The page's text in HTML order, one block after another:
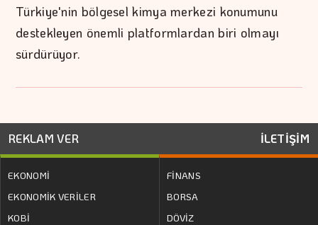
Türkiye'nin bölgesel kimya merkezi konumunu
destekleyen önemli platformlardan biri olmayı
sürdürüyor.
REKLAM VER İLETİŞİM
EKONOMİ
EKONOMİK VERİLER
KOBİ
FİNANS
BORSA
DÖVİZ